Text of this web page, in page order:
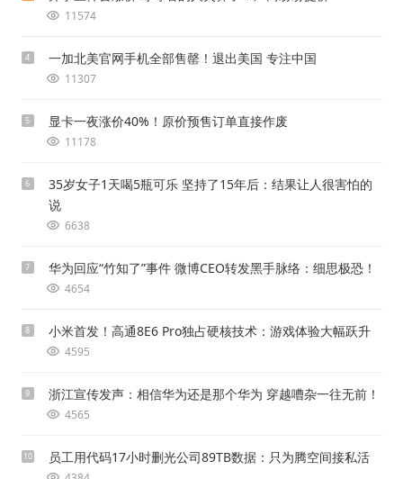
11574
4 一加北美官网手机全部售罄！退出美国 专注中国
11307
5 显卡一夜涨价40%！原价预售订单直接作废
11178
6
35岁女子1天喝5瓶可乐 坚持了15年后：结果让人很害怕的
说
6638
7 华为回应“竹知了”事件 微博CEO转发黑手脉络：细思极恐！
4654
8 小米首发！高通8E6 Pro独占硬核技术：游戏体验大幅跃升
4595
9 浙江宣传发声：相信华为还是那个华为 穿越嘈杂一往无前！
4565
10 员工用代码17小时删光公司89TB数据：只为腾空间接私活